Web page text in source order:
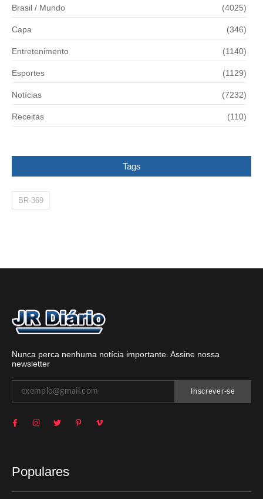
Brasil / Mundo (4025)
Capa (346)
Entretenimento (1140)
Esportes (1129)
Notícias (7232)
Receitas (110)
Tags
BR-369
Nunca perca nenhuma notícia importante. Assine nossa
newsletter
Inscrever-se
Populares